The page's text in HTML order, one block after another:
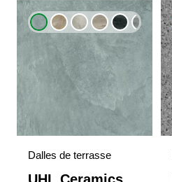
Dalles de terrasse